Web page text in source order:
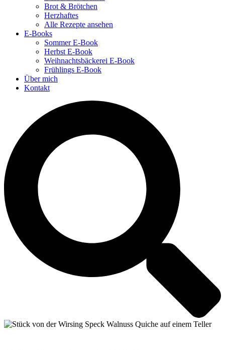
Brot & Brötchen
Herzhaftes
Alle Rezepte ansehen
E-Books
Sommer E-Book
Herbst E-Book
Weihnachtsbäckerei E-Book
Frühlings E-Book
Über mich
Kontakt